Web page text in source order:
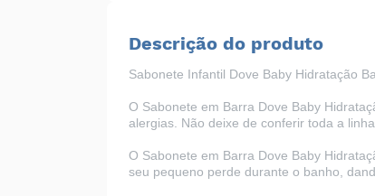
Descrição do produto
Sabonete Infantil Dove Baby Hidratação
O Sabonete em Barra Dove Baby
alergias. Não deixe de conferir toda a
O Sabonete em Barra Dove Baby
seu pequeno perde durante o banho,